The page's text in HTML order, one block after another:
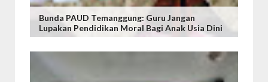
Bunda PAUD Temanggung: Guru Jangan
Lupakan Pendidikan Moral Bagi Anak Usia Dini